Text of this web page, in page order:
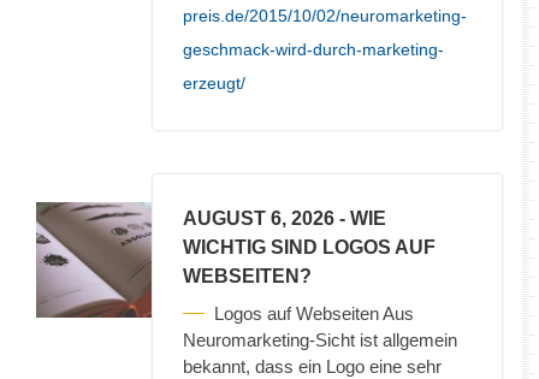
preis.de/2015/10/02/neuromarketing-
geschmack-wird-durch-marketing-
erzeugt/
AUGUST 6, 2026 - WIE
WICHTIG SIND LOGOS AUF
WEBSEITEN?
Logos auf Webseiten Aus
Neuromarketing-Sicht ist allgemein
bekannt, dass ein Logo eine sehr